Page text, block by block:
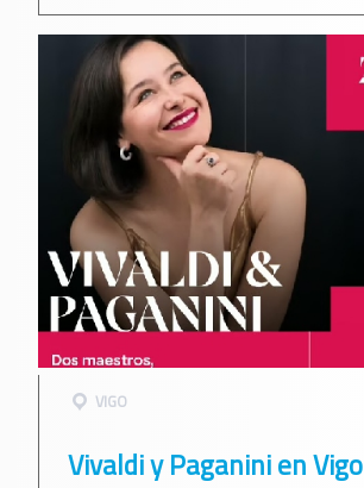
VIGO
Vivaldi y Paganini en Vigo